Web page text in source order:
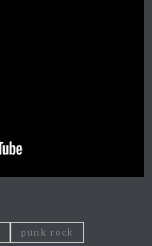
punk rock